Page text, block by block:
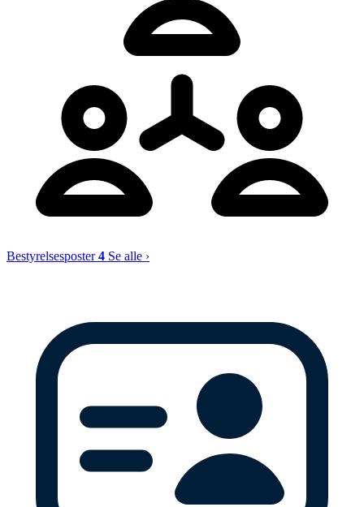
Bestyrelsesposter4 Se alle ›